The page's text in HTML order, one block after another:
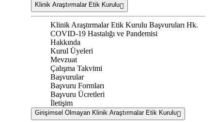
Klinik Araştırmalar Etik Kurulu
Klinik Araştırmalar Etik Kurulu Başvuruları Hk.
COVID-19 Hastalığı ve Pandemisi
Hakkında
Kurul Üyeleri
Mevzuat
Çalışma Takvimi
Başvurular
Başvuru Formları
Başvuru Ücretleri
İletişim
Girişimsel Olmayan Klinik Araştırmalar Etik Kurulu